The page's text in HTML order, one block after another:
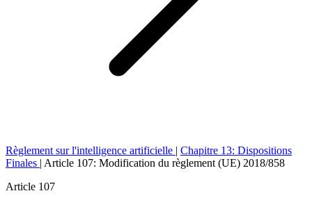
Règlement sur l'intelligence artificielle | Chapitre 13: Dispositions
Finales | Article 107: Modification du règlement (UE) 2018/858
Article 107